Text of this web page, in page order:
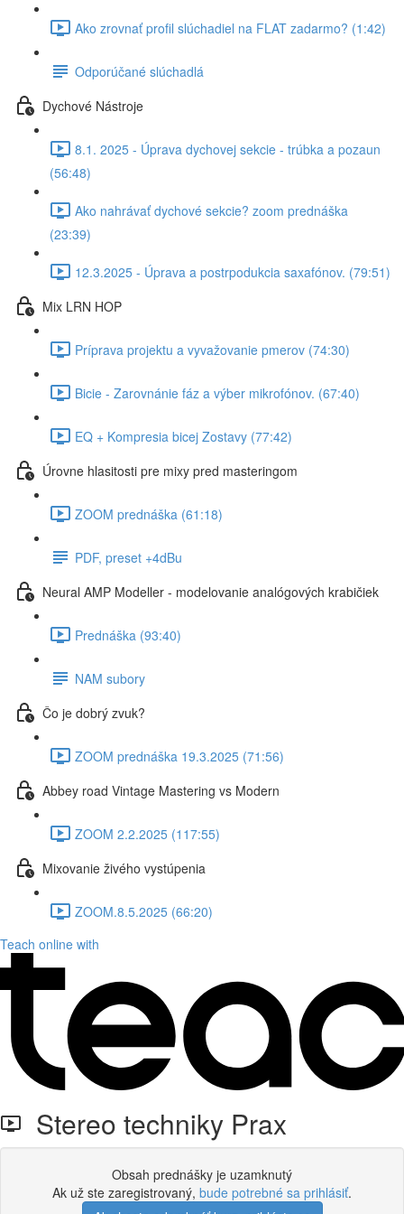
Ako zrovnať profil slúchadiel na FLAT zadarmo? (1:42)
Odporúčané slúchadlá
Dychové Nástroje
8.1. 2025 - Úprava dychovej sekcie - trúbka a pozaun
(56:48)
Ako nahrávať dychové sekcie? zoom prednáška
(23:39)
12.3.2025 - Úprava a postrpodukcia saxafónov. (79:51)
Mix LRN HOP
Príprava projektu a vyvažovanie pmerov (74:30)
Bicie - Zarovnánie fáz a výber mikrofónov. (67:40)
EQ + Kompresia bicej Zostavy (77:42)
Úrovne hlasitosti pre mixy pred masteringom
ZOOM prednáška (61:18)
PDF, preset +4dBu
Neural AMP Modeller - modelovanie analógových krabičiek
Prednáška (93:40)
NAM subory
Čo je dobrý zvuk?
ZOOM prednáška 19.3.2025 (71:56)
Abbey road Vintage Mastering vs Modern
ZOOM 2.2.2025 (117:55)
Mixovanie živého vystúpenia
ZOOM.8.5.2025 (66:20)
Teach online with
Stereo techniky Prax
Obsah prednášky je uzamknutý
Ak už ste zaregistrovaný, bude potrebné sa prihlásiť.